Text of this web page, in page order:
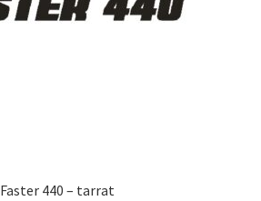
Faster 440 – tarrat